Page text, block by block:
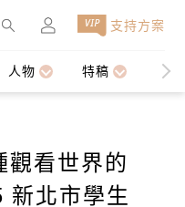
人物 特稿 編
支持方案
×
觀看世界的
北市學生